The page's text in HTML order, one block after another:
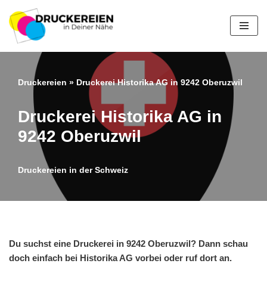
Zum
Inhalt
springen
Druckereien » Druckerei Historika AG in 9242 Oberuzwil
Druckerei Historika AG in
9242 Oberuzwil
Druckereien in der Schweiz
Du suchst eine Druckerei in 9242 Oberuzwil? Dann schau
doch einfach bei Historika AG vorbei oder ruf dort an.